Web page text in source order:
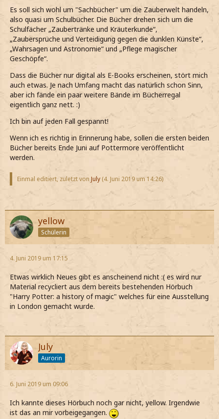
Es soll sich wohl um "Sachbücher" um die Zauberwelt handeln,
also quasi um Schulbücher. Die Bücher drehen sich um die
Schulfächer „Zaubertränke und Kräuterkunde“,
„Zaubersprüche und Verteidigung gegen die dunklen Künste“,
„Wahrsagen und Astronomie“ und „Pflege magischer
Geschöpfe“.
Dass die Bücher nur digital als E-Books erscheinen, stört mich
auch etwas. Je nach Umfang macht das natürlich schon Sinn,
aber ich fände ein paar weitere Bände im Bücherregal
eigentlich ganz nett. :)
Ich bin auf jeden Fall gespannt!
Wenn ich es richtig in Erinnerung habe, sollen die ersten beiden
Bücher bereits Ende Juni auf Pottermore veröffentlicht
werden.
Einmal editiert, zuletzt von July (4. Juni 2019 um 14:26)
yellow
Schülerin
4. Juni 2019 um 17:15
Etwas wirklich Neues gibt es anscheinend nicht :( es wird nur
Material recycliert aus dem bereits bestehenden Hörbuch
"Harry Potter: a history of magic" welches für eine Ausstellung
in London gemacht wurde.
July
Aurorin
6. Juni 2019 um 09:06
Ich kannte dieses Hörbuch noch gar nicht, yellow. Irgendwie
ist das an mir vorbeigegangen.